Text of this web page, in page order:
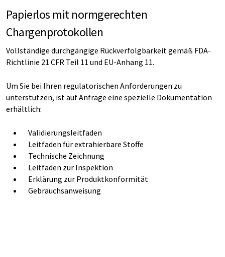
Papierlos mit normgerechten
Chargenprotokollen
Vollständige durchgängige Rückverfolgbarkeit gemäß FDA-
Richtlinie 21 CFR Teil 11 und EU-Anhang 11.
Um Sie bei Ihren regulatorischen Anforderungen zu
unterstützen, ist auf Anfrage eine spezielle Dokumentation
erhältlich:
Validierungsleitfaden
Leitfaden für extrahierbare Stoffe
Technische Zeichnung
Leitfaden zur Inspektion
Erklärung zur Produktkonformität
Gebrauchsanweisung